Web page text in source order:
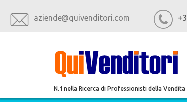
aziende@quivenditori.com
N.1 nella Ricerca di Professionisti della Vendita